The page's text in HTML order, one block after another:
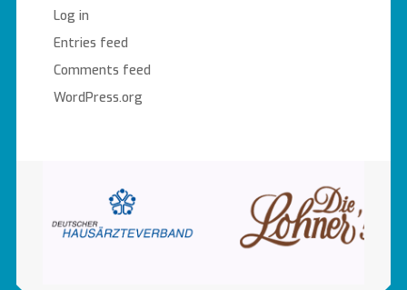
Log in
Entries feed
Comments feed
WordPress.org